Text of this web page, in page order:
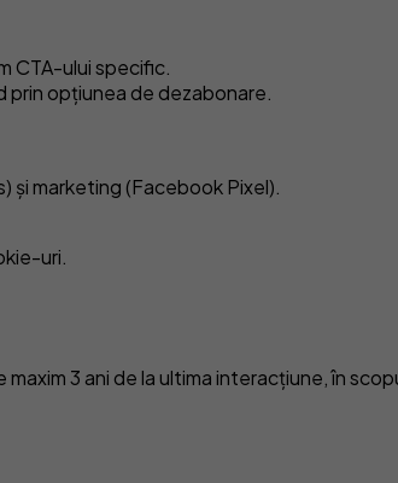
CTA-ului specific.
prin opțiunea de dezabonare.
și marketing (Facebook Pixel).
uri.
3 ani de la ultima interacțiune, în